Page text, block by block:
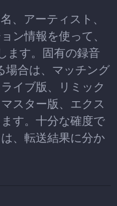
、アーティスト、
ン情報を使って、
ます。固有の録音
場合は、マッチング
イブ版、リミック
スター版、エクス
す。十分な確度で
、転送結果に分か